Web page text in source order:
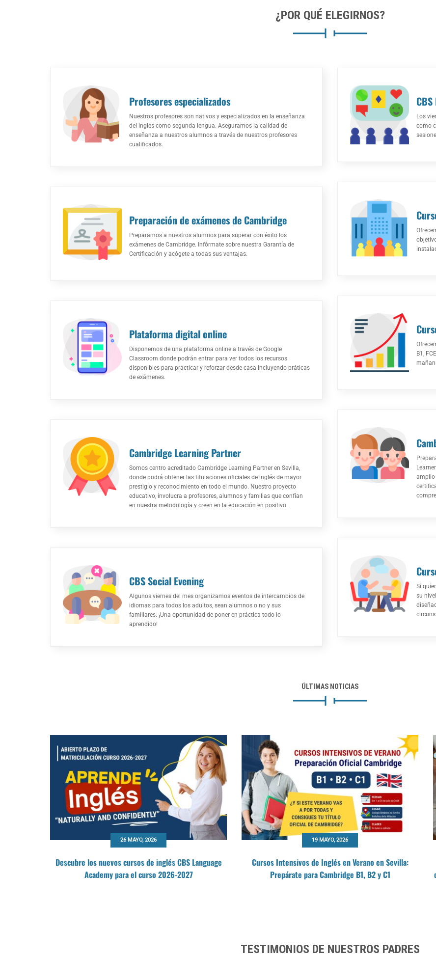
¿POR QUÉ ELEGIRNOS?
Profesores especializados
Nuestros profesores son nativos y especializados en la enseñanza
del inglés como segunda lengua. Aseguramos la calidad de
enseñanza a nuestros alumnos a través de nuestros profesores
cualificados.
Preparación de exámenes de Cambridge
Preparamos a nuestros alumnos para superar con éxito los
exámenes de Cambridge. Infórmate sobre nuestra Garantía de
Certificación y acógete a todas sus ventajas.
Plataforma digital online
Disponemos de una plataforma online a través de Google
Classroom donde podrán entrar para ver todos los recursos
disponibles para practicar y reforzar desde casa incluyendo práticas
de exámenes.
Cambridge Learning Partner
Somos centro acreditado Cambridge Learning Partner en Sevilla,
donde podrá obtener las titulaciones oficiales de inglés de mayor
prestigio y reconocimiento en todo el mundo. Nuestro proyecto
educativo, involucra a profesores, alumnos y familias que confían
en nuestra metodología y creen en la educación en positivo.
CBS Social Evening
Algunos viernes del mes organizamos eventos de intercambios de
idiomas para todos los adultos, sean alumnos o no y sus
familiares. ¡Una oportunidad de poner en práctica todo lo
aprendido!
Los
como
B1,
amplio
Si
su
ÚLTIMAS NOTICIAS
26 MAYO, 2026
Descubre los nuevos cursos de inglés CBS Language
Academy para el curso 2026-2027
19 MAYO, 2026
Cursos Intensivos de Inglés en Verano en Sevilla:
Prepárate para Cambridge B1, B2 y C1
TESTIMONIOS DE NUESTROS PADRES